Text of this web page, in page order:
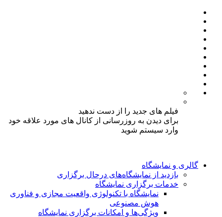
فیلم های جدید را از دست ندهید
برای دیدن به روزرسانی از کانال های مورد علاقه خود
وارد سیستم شوید
گالری و نمایشگاه
بازدید از نمایشگاه‌های درحال برگزاری
خدمات برگزاری نمایشگاه
نمایشگاه با تکنولوژی واقعیت مجازی و فناوری
هوش مصنوعی
ویژگی‌ها و امکانات برگزاری نمایشگاه